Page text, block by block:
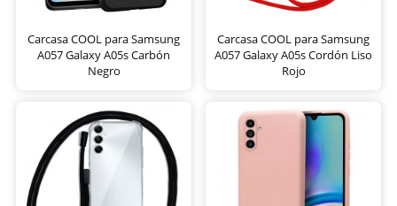
Carcasa COOL para Samsung
A057 Galaxy A05s Carbón
Negro
Carcasa COOL para Samsung
A057 Galaxy A05s Cordón Liso
Rojo